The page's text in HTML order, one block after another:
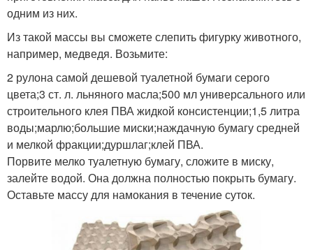
одним из них.
Из такой массы вы сможете слепить фигурку животного,
например, медведя. Возьмите:
2 рулона самой дешевой туалетной бумаги серого
цвета;3 ст. л. льняного масла;500 мл универсального или
строительного клея ПВА жидкой консистенции;1,5 литра
воды;марлю;большие миски;наждачную бумагу средней
и мелкой фракции;дуршлаг;клей ПВА.
Порвите мелко туалетную бумагу, сложите в миску,
залейте водой. Она должна полностью покрыть бумагу.
Оставьте массу для намокания в течение суток.